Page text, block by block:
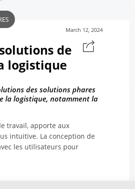
March 12, 2024
de
logistique
des solutions phares
la logistique, notamment la
travail, apporte aux
intuitive. La conception de
les utilisateurs pour